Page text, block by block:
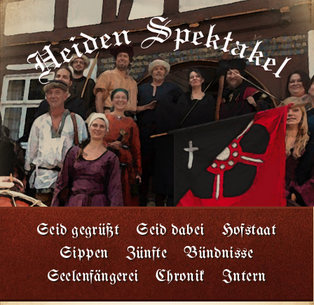
Seid gegrüßt Seid dabei
Hofstaat
Sippen
Zünfte
Bündnisse
Seelenfängerei
Chronik Intern